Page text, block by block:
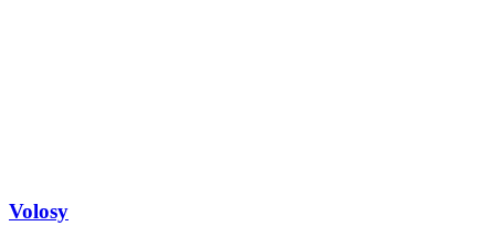
Volosy